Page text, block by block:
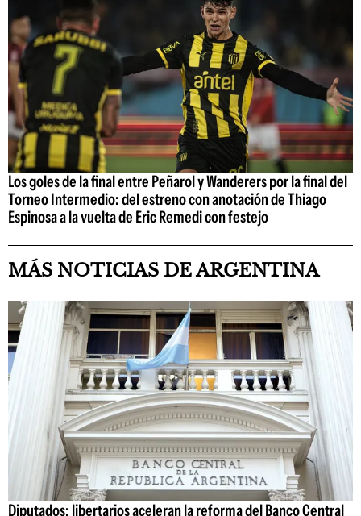
Los goles de la final entre Peñarol y Wanderers por la final del
Torneo Intermedio: del estreno con anotación de Thiago
Espinosa a la vuelta de Eric Remedi con festejo
MÁS NOTICIAS DE ARGENTINA
Diputados: libertarios aceleran la reforma del Banco Central